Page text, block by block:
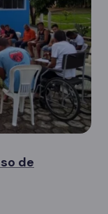
de